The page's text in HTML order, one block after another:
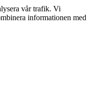
vår trafik. Vi
informationen med